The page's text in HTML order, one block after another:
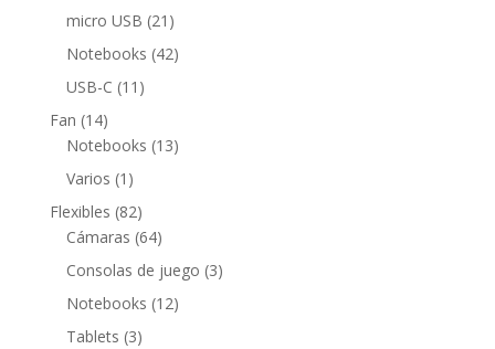
productos
micro USB 21 21
productos
Notebooks 4242
USB-C 11 11
Fan 1414
productos
Notebooks 1313
Varios 1 1
producto
Flexibles 8282
productos
Cámaras 6464
productos
Consolas de juego 33
Notebooks 1212
Tablets 33